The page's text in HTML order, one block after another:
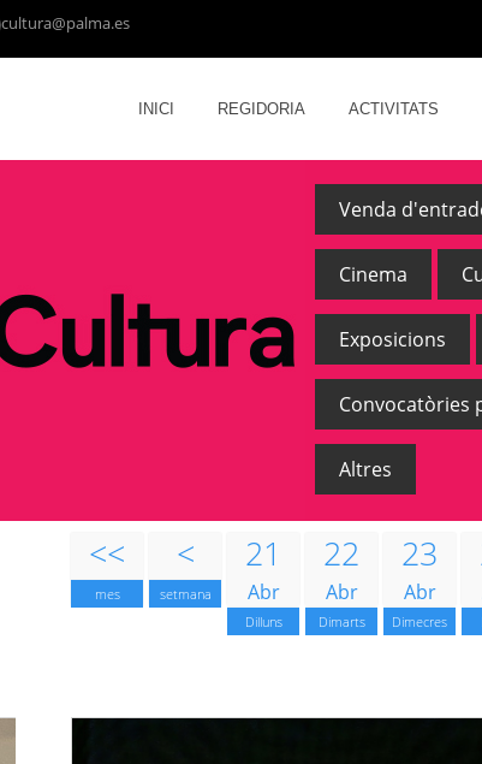
cultura@palma.es
INICI REGIDORIA ACTIVITATS
Venda
Cinema
Exposicions
Convocatòries
Altres
<<
mes
<
setmana
21
Abr
Dilluns
22
Abr
Dimarts
23
Abr
Dimecres